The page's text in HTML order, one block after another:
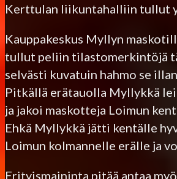
Kerttulan liikuntahalliin tullut
Kauppakeskus Myllyn
tullut peliin tilastomerkintöjä
selvästi kuvatuin hahmo se
Pitkällä erätauolla Myllykkä
ja jakoi maskotteja Loimun
Ehkä Myllykkä jätti kentälle
Loimun kolmannelle erälle ja
Erityismaininta pitää antaa